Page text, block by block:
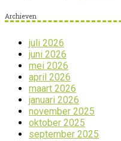
Archieven
juli 2026
juni 2026
mei 2026
april 2026
maart 2026
januari 2026
november 2025
oktober 2025
september 2025